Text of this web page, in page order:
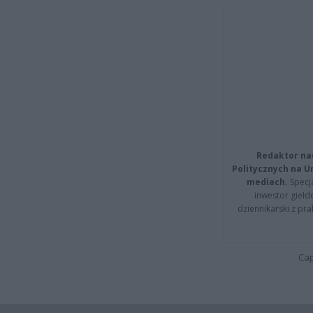
Redaktor
Politycznych na
mediach.
inwestor
dziennikarski z